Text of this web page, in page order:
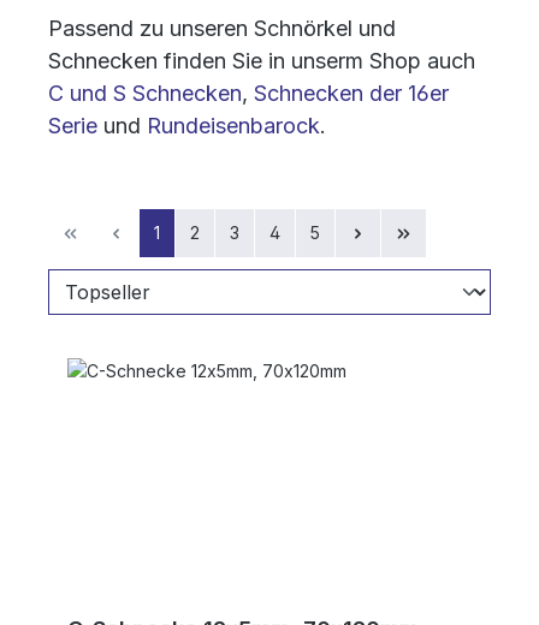
Passend zu unseren Schnörkel und
Schnecken finden Sie in unserm Shop auch
C und S Schnecken, Schnecken der 16er
Serie und Rundeisenbarock.
Seite
1 Seite
2 Seite
3 Seite
4 Seite
5